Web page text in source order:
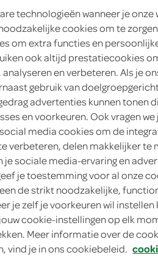
zoek winkel
Candy jaw
is niet meer leverbaar vanuit
aanbiedingen zijn niet
in de winkelmand.
met een kern van
technologieën wanneer je onze
cookies om te
om extra functies en
ook altijd prestatiecookies
en verbeteren. Als je
gebruik van
advertenties kunnen tonen
en voorkeuren. Ook vragen we
media cookies om de
verbeteren, delen makkelijker te
je sociale media-ervaring en
je toestemming voor al onze
de strikt noodzakelijke,
je zelf je voorkeuren wil instellen
cookie-instellingen op elk
Meer informatie over de
vind je in ons cookiebeleid.